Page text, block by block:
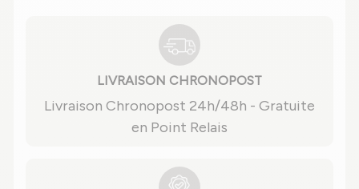
LIVRAISON CHRONOPOST
Livraison Chronopost 24h/48h - Gratuite
en Point Relais